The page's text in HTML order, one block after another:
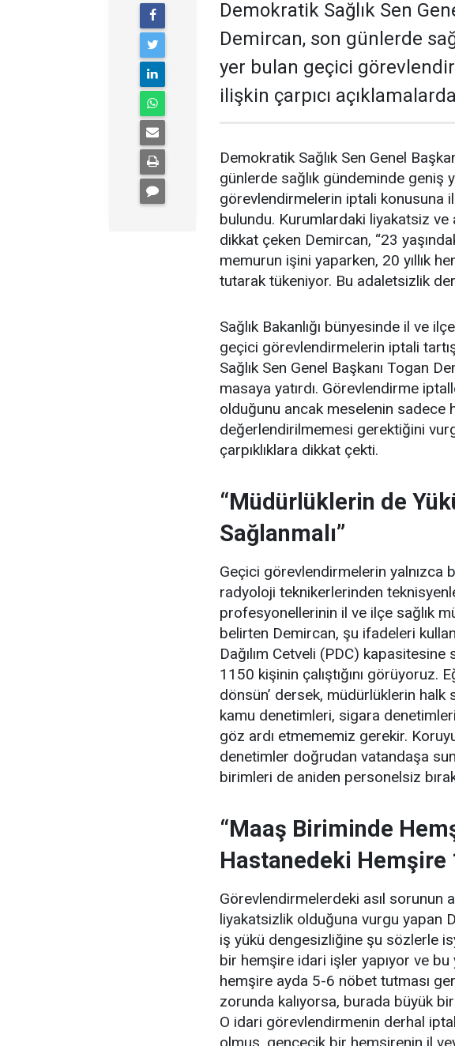
Demokratik Sağlık Sen
Demircan, son günlerde
yer bulan geçici
ilişkin çarpıcı
Demokratik Sağlık Sen Genel
günlerde sağlık gündeminde geniş
görevlendirmelerin iptali konusuna
bulundu. Kurumlardaki liyakatsiz
dikkat çeken Demircan, “23
memurun işini yaparken, 20 yıllık
tutarak tükeniyor. Bu adaletsizlik
Sağlık Bakanlığı bünyesinde il ve
geçici görevlendirmelerin iptali
Sağlık Sen Genel Başkanı Togan
masaya yatırdı. Görevlendirme
olduğunu ancak meselenin sadece
değerlendirilmemesi gerektiğini
çarpıklıklara dikkat çekti.
“Müdürlüklerin de
Sağlanmalı”
Geçici görevlendirmelerin yalnızca
radyoloji teknikerlerinden
profesyonellerinin il ve ilçe sağlık
belirten Demircan, şu ifadeleri
Dağılım Cetveli (PDC)
1150 kişinin çalıştığını görüyoruz.
dönsün’ dersek, müdürlüklerin halk
kamu denetimleri, sigara
göz ardı etmememiz gerekir.
denetimler doğrudan vatandaşa
birimleri de aniden personelsiz
“Maaş Biriminde
Hastanedeki Hemşire
Görevlendirmelerdeki asıl sorunun
liyakatsizlik olduğuna vurgu yapan
iş yükü dengesizliğine şu sözlerle
bir hemşire idari işler yapıyor ve
hemşire ayda 5-6 nöbet tutması
zorunda kalıyorsa, burada büyük
O idari görevlendirmenin derhal